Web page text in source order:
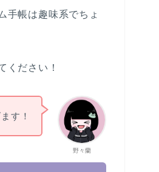
手帳は趣味系でちょ
ください！
野々蘭
す！